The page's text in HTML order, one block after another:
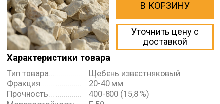
Прайс
Паспорт
Все характеристики →
Актуальный паспорт
на продукцию
предоставляется при
отгрузке материала
Договор
поставки
Известняковый щебень 20-40
мм соответствует требованиям